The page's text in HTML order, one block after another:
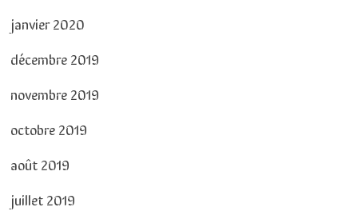
janvier 2020
décembre 2019
novembre 2019
octobre 2019
août 2019
juillet 2019